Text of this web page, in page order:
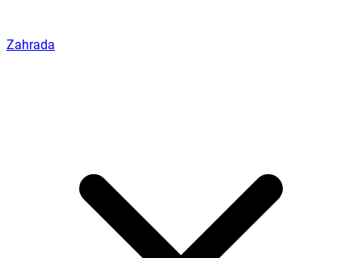
Zahrada